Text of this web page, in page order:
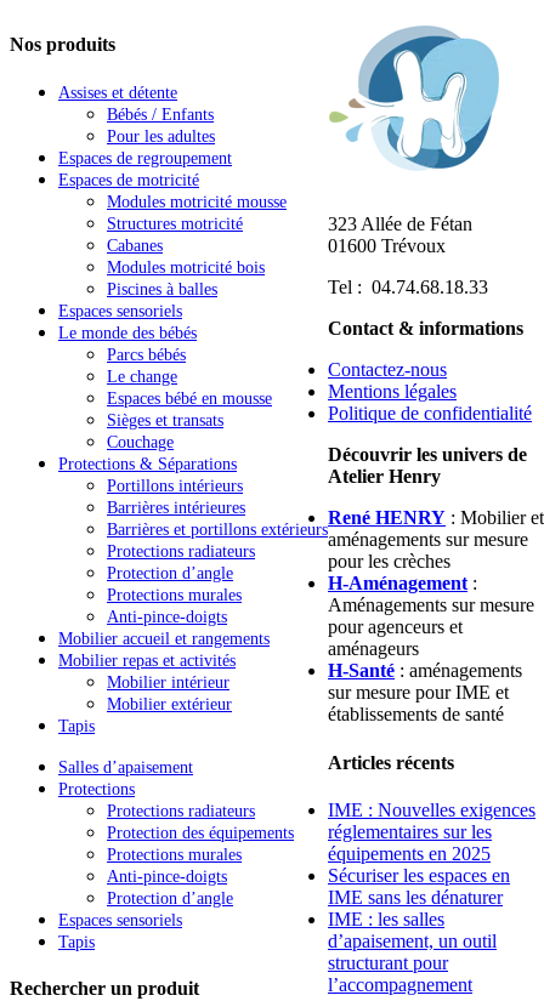
Nos produits
Assises et détente
Bébés / Enfants
Pour les adultes
Espaces de regroupement
Espaces de motricité
Modules motricité mousse
Structures motricité
Cabanes
Modules motricité bois
Piscines à balles
Espaces sensoriels
Le monde des bébés
Parcs bébés
Le change
Espaces bébé en mousse
Sièges et transats
Couchage
Protections & Séparations
Portillons intérieurs
Barrières intérieures
Barrières et portillons extérieurs
Protections radiateurs
Protection d’angle
Protections murales
Anti-pince-doigts
Mobilier accueil et rangements
Mobilier repas et activités
Mobilier intérieur
Mobilier extérieur
Tapis
Salles d’apaisement
Protections
Protections radiateurs
Protection des équipements
Protections murales
Anti-pince-doigts
Protection d’angle
Espaces sensoriels
Tapis
Rechercher un produit
323 Allée de Fétan
01600 Trévoux
Tel : 04.74.68.18.33
Contact & informations
Contactez-nous
Mentions légales
Politique de confidentialité
Découvrir les univers de
Atelier Henry
René HENRY : Mobilier et
aménagements sur mesure
pour les crèches
H-Aménagement :
Aménagements sur mesure
pour agenceurs et
aménageurs
H-Santé : aménagements
sur mesure pour IME et
établissements de santé
Articles récents
IME : Nouvelles exigences
réglementaires sur les
équipements en 2025
Sécuriser les espaces en
IME sans les dénaturer
IME : les salles
d’apaisement, un outil
structurant pour
l’accompagnement